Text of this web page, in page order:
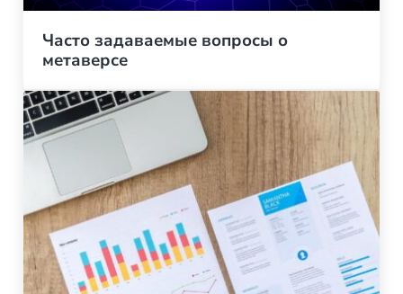
Часто задаваемые вопросы о
метаверсе